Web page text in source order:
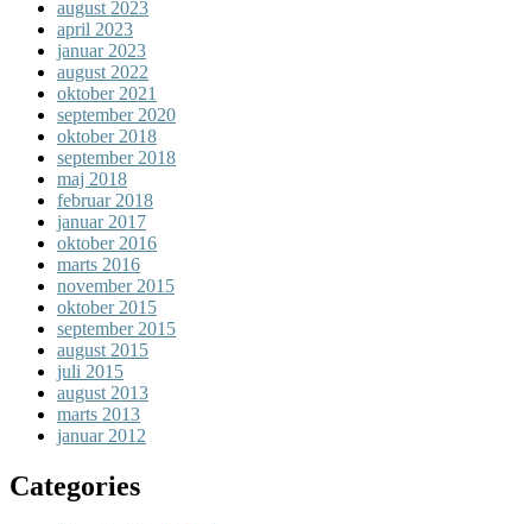
august 2023
april 2023
januar 2023
august 2022
oktober 2021
september 2020
oktober 2018
september 2018
maj 2018
februar 2018
januar 2017
oktober 2016
marts 2016
november 2015
oktober 2015
september 2015
august 2015
juli 2015
august 2013
marts 2013
januar 2012
Categories